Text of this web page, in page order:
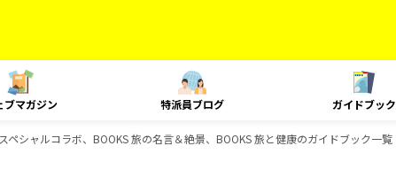
ブマガジン 特派員ブログ ガイドブック
ペシャルコラボ、BOOKS 旅の名言＆絶景、BOOKS 旅と健康のガイドブック一覧